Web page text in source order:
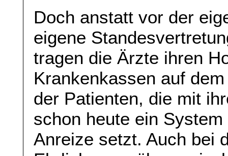
Doch anstatt vor der
eigene
tragen die Ärzte ihren
Krankenkassen auf
der Patienten, die mit
schon heute ein
Anreize setzt. Auch bei